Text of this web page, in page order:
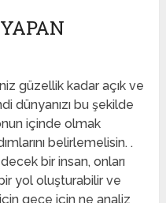
güzellik kadar açık ve
dünyanızı bu şekilde
içinde olmak
belirlemelisin. .
bir insan, onları
yol oluşturabilir ve
gece için ne analiz